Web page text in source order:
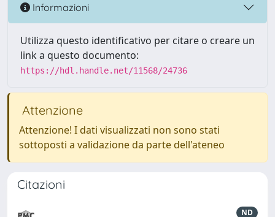
Informazioni
Utilizza questo identificativo per citare o creare un
link a questo documento:
https://hdl.handle.net/11568/24736
Attenzione
Attenzione! I dati visualizzati non sono stati
sottoposti a validazione da parte dell'ateneo
Citazioni
ND